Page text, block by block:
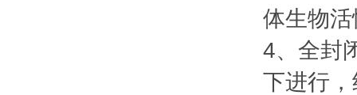
体生物
4、全封
下进行